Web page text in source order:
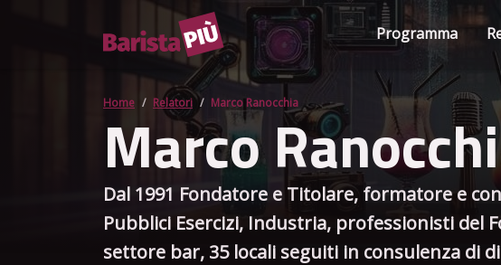
Programma
Home Relatori Marco Ranocchia
Marco
Dal 1991 Fondatore e Titolare, formatore e
Pubblici Esercizi, Industria, professionisti del
settore bar, 35 locali seguiti in consulenza di